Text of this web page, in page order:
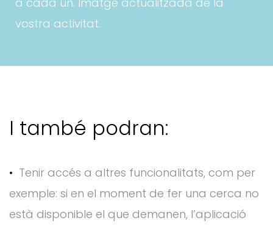
vostra activitat.
I també podran:
Tenir accés a altres funcionalitats, com per
exemple: si en el moment de fer una cerca no
està disponible el que demanen, l’aplicació